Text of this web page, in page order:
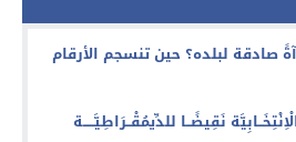
صادقة لبلده؟ حين تنسجم الأرقام
نَقِيضًــا للدِّيمُقْــرَاطِيَّـــــة